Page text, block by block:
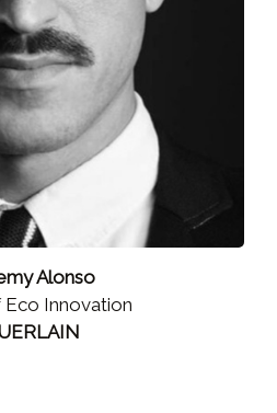
Alonso
Eco Innovation